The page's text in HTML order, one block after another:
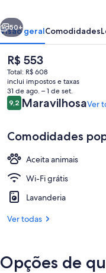
Próximo
50+
Visão geralComodidades
O
preço
atual
é
R$ 553
R$ 553
Total: R$ 608
inclui impostos e taxas
31 de ago. – 1 de set.
Avaliações
9,29,2 de 10
MaravilhosaVer
Comodidades
Aceita animais
Wi-Fi grátis
Lavanderia
Ver todas
Opções de